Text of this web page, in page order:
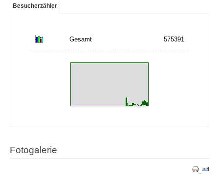
Besucherzähler
Gesamt 575391
Fotogalerie